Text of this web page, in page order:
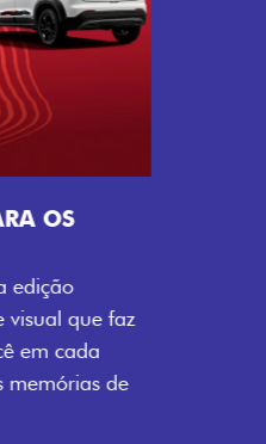
exclusiva do
lateral LollaBR e a
a exclusividade,
o teto bicolor e as
preto brilhante